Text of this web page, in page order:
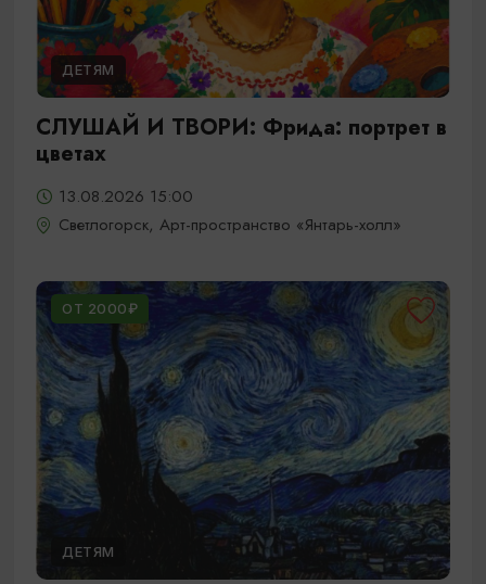
ДЕТЯМ
СЛУШАЙ И ТВОРИ: Фрида: портрет в
цветах
13.08.2026 15:00
Светлогорск, Арт-пространство «Янтарь-холл»
ОТ 2000₽
ДЕТЯМ